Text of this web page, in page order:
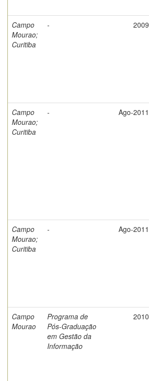
Campo
Mourao;
Curitiba
- 2009
Campo
Mourao;
Curitiba
- Ago-2011
Campo
Mourao;
Curitiba
- Ago-2011
Campo
Mourao
Programa de
Pós-Graduação
em Gestão da
Informação
2010